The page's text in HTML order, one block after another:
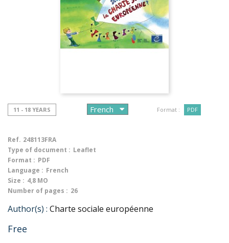
11 - 18 YEARS Format : PDF
Ref. 248113FRA
Type of document : Leaflet
Format : PDF
Language : French
Size : 4,8 MO
Number of pages : 26
Author(s) : Charte sociale européenne
Free